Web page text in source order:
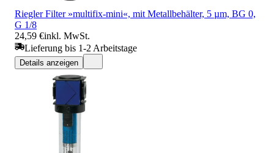
Riegler Filter »multifix-mini«, mit Metallbehälter, 5 µm, BG 0,
G 1/8
24,59 €inkl. MwSt.
Lieferung bis 1-2 Arbeitstage
Details anzeigen